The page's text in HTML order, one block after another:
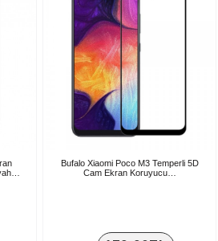
Bufalo Xiaomi Poco M3 Temperli 5D
Cam Ekran Koruyucu…